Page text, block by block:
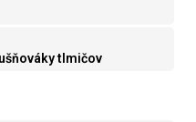
tlmičov